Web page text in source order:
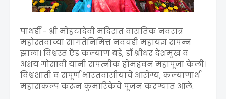
पाथर्डी - श्री मोहटादेवी मंदिरात वासंतिक नवरात्र
महोस्तवाच्या सांगतेनिमित्त नवचंडी महायज्ञ संपन्न
झाला। विश्वस्त ऍड कल्याण बडे, डॉ श्रीधर देशमुख व
अक्षय गोसावी यांनी सपत्नीक होमहवन महापूजा केली।
विश्वशांती व संपूर्ण भारतवासीयांचे आरोग्य, कल्याणार्थ
महासंकल्प करून कुमारिकेंचे पूजन करण्यात आले.